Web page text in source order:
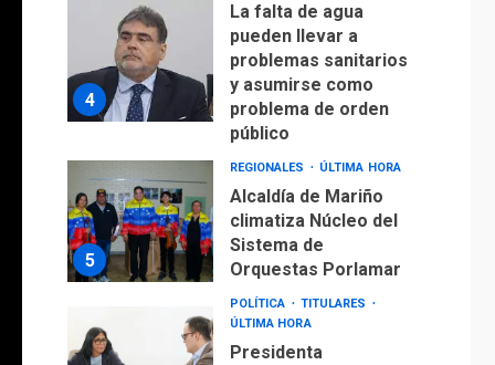
4
La falta de agua
pueden llevar a
problemas sanitarios
y asumirse como
problema de orden
público
5
REGIONALES ÚLTIMA HORA
Alcaldía de Mariño
climatiza Núcleo del
Sistema de
Orquestas Porlamar
POLÍTICA
TITULARES
ÚLTIMA HORA
Presidenta